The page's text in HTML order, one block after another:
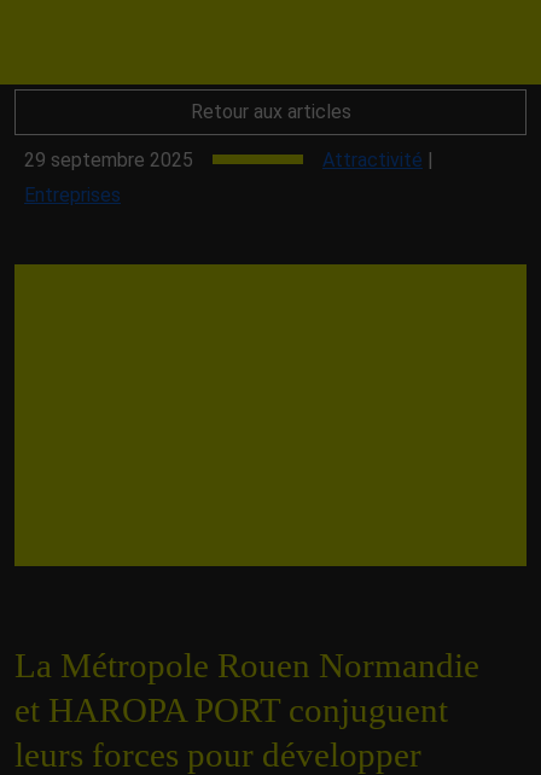
Retour aux articles
29 septembre 2025 Attractivité |
Entreprises
La Métropole Rouen Normandie
et HAROPA PORT conjuguent
leurs forces pour développer